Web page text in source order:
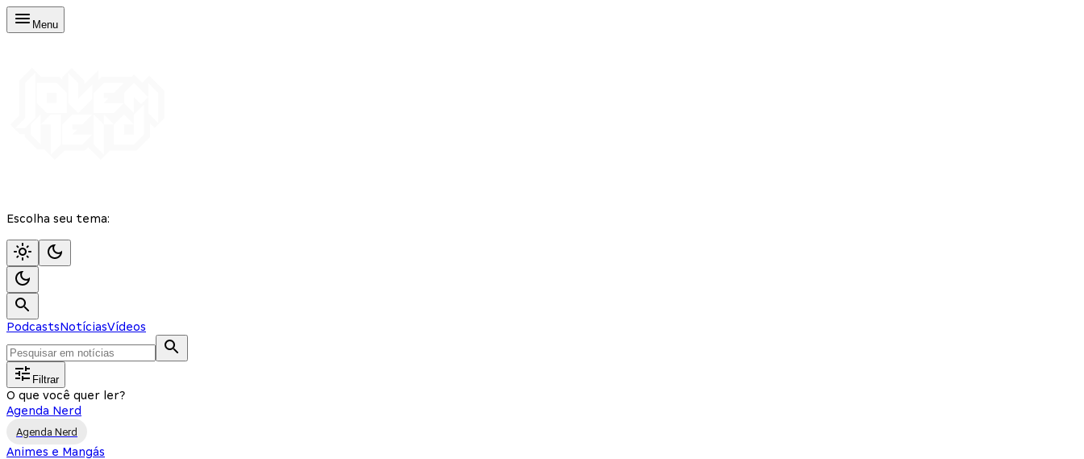
Menu
Escolha seu tema:
PodcastsNotíciasVídeos
Filtrar
O que você quer ler?
Agenda Nerd
Agenda Nerd
Animes e Mangás